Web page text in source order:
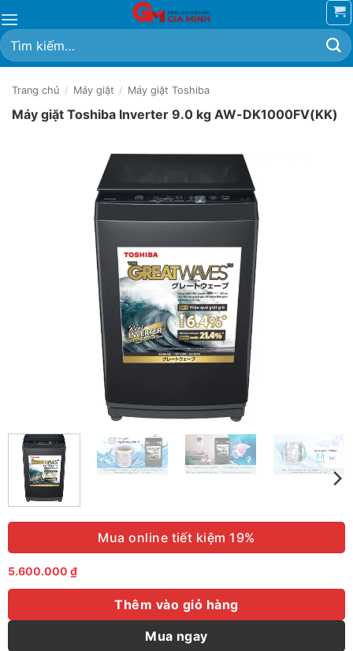
qua
nội
dung
Tìm
kiếm:
Trang chủ / Máy giặt / Máy giặt Toshiba
Máy giặt Toshiba Inverter 9.0 kg AW-DK1000FV(KK)
Mua online tiết kiệm 19%
5.600.000 ₫
Thêm vào giỏ hàng
Mua ngay